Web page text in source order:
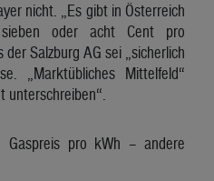
nicht. „Es gibt in Österreich
oder acht Cent pro
Salzburg AG sei „sicherlich
„Marktübliches Mittelfeld“
unterschreiben“.
Gaspreis pro kWh – andere